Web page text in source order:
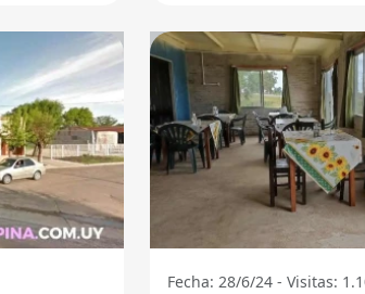
Fecha: 28/6/24 - Visitas: